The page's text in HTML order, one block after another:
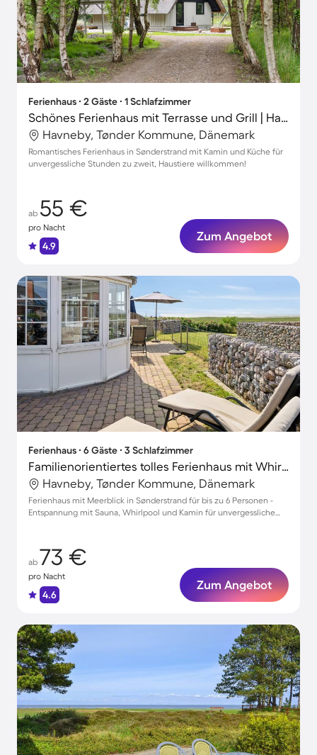
Ferienhaus ∙ 2 Gäste ∙ 1 Schlafzimmer
Schönes Ferienhaus mit Terrasse und Grill | Haustierfreundlich
Havneby, Tønder Kommune, Dänemark
Romantisches Ferienhaus in Sønderstrand mit Kamin und Küche für
unvergessliche Stunden zu zweit, Haustiere willkommen!
ab 55 €
pro Nacht
4.9
Zum Angebot
Ferienhaus ∙ 6 Gäste ∙ 3 Schlafzimmer
Familienorientiertes tolles Ferienhaus mit Whirlpool, Sauna und Terrasse | Meerblick | Haustierfreundlich
Havneby, Tønder Kommune, Dänemark
Ferienhaus mit Meerblick in Sønderstrand für bis zu 6 Personen -
Entspannung mit Sauna, Whirlpool und Kamin für unvergessliche
ab 73 €
pro Nacht
4.6
Zum Angebot